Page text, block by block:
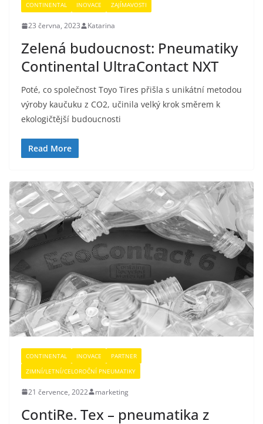
CONTINENTAL INOVACE ZAJÍMAVOSTI
23 června, 2023 Katarina
Zelená budoucnost: Pneumatiky
Continental UltraContact NXT
Poté, co společnost Toyo Tires přišla s unikátní metodou
výroby kaučuku z CO2, učinila velký krok směrem k
ekologičtější budoucnosti
Read More
CONTINENTAL INOVACE
PARTNER
ZIMNÍ/LETNÍ/CELOROČNÍ PNEUMATIKY
21 července, 2022 marketing
ContiRe. Tex – pneumatika z